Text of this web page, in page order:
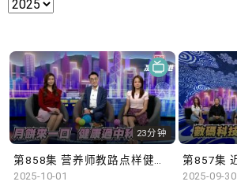
23分钟
2025-10-01 2025-09-30